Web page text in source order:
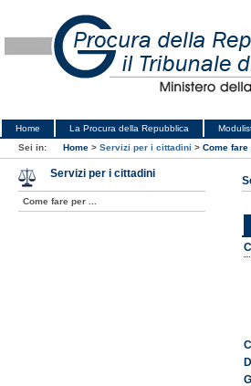
Home La Procura della Repubblica
Sei in:
Home > Servizi per i cittadini > Come fare
Servizi per i cittadini
Come fare per ...